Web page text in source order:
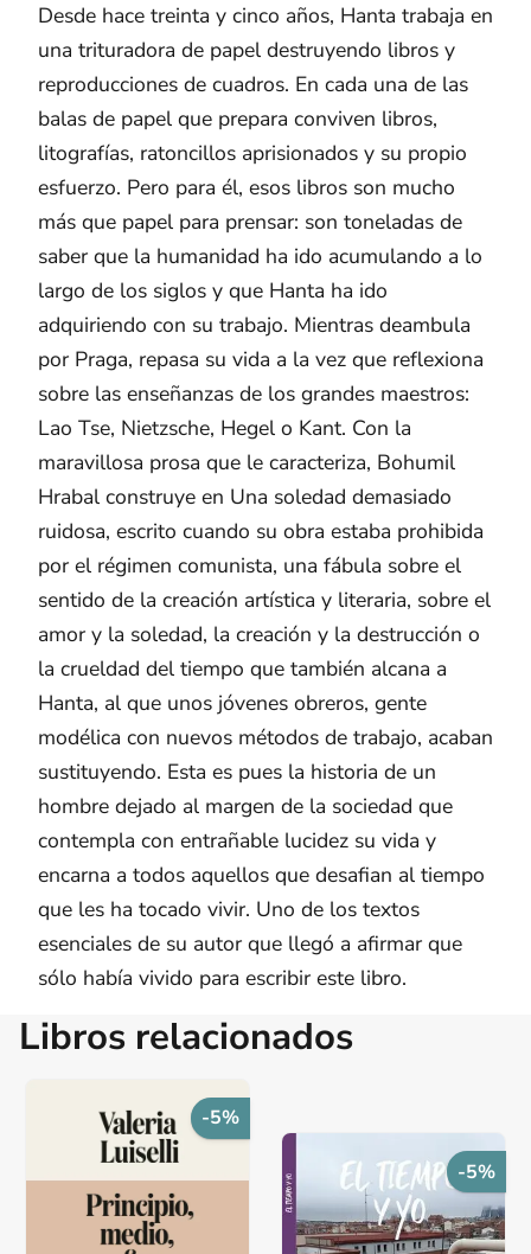
Desde hace treinta y cinco años, Hanta trabaja en
una trituradora de papel destruyendo libros y
reproducciones de cuadros. En cada una de las
balas de papel que prepara conviven libros,
litografías, ratoncillos aprisionados y su propio
esfuerzo. Pero para él, esos libros son mucho
más que papel para prensar: son toneladas de
saber que la humanidad ha ido acumulando a lo
largo de los siglos y que Hanta ha ido
adquiriendo con su trabajo. Mientras deambula
por Praga, repasa su vida a la vez que reflexiona
sobre las enseñanzas de los grandes maestros:
Lao Tse, Nietzsche, Hegel o Kant. Con la
maravillosa prosa que le caracteriza, Bohumil
Hrabal construye en Una soledad demasiado
ruidosa, escrito cuando su obra estaba prohibida
por el régimen comunista, una fábula sobre el
sentido de la creación artística y literaria, sobre el
amor y la soledad, la creación y la destrucción o
la crueldad del tiempo que también alcana a
Hanta, al que unos jóvenes obreros, gente
modélica con nuevos métodos de trabajo, acaban
sustituyendo. Esta es pues la historia de un
hombre dejado al margen de la sociedad que
contempla con entrañable lucidez su vida y
encarna a todos aquellos que desafian al tiempo
que les ha tocado vivir. Uno de los textos
esenciales de su autor que llegó a afirmar que
sólo había vivido para escribir este libro.
Libros relacionados
-5%
-5%